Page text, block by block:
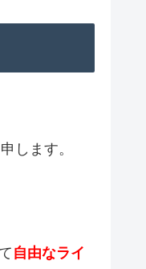
します。
自由なライ